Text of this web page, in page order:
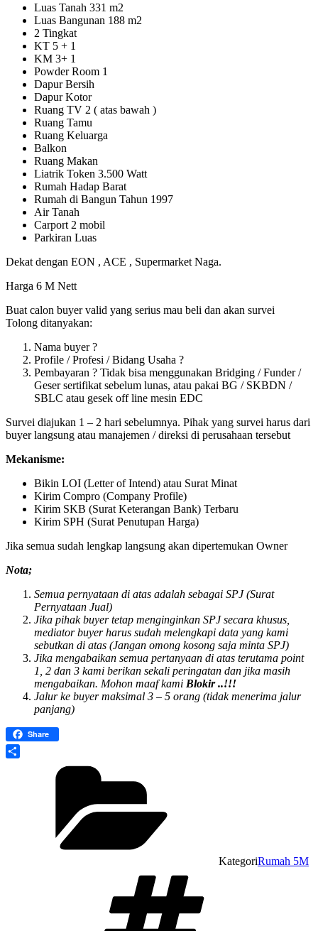
Luas Tanah 331 m2
Luas Bangunan 188 m2
2 Tingkat
KT 5 + 1
KM 3+ 1
Powder Room 1
Dapur Bersih
Dapur Kotor
Ruang TV 2 ( atas bawah )
Ruang Tamu
Ruang Keluarga
Balkon
Ruang Makan
Liatrik Token 3.500 Watt
Rumah Hadap Barat
Rumah di Bangun Tahun 1997
Air Tanah
Carport 2 mobil
Parkiran Luas
Dekat dengan EON , ACE , Supermarket Naga.
Harga 6 M Nett
Buat calon buyer valid yang serius mau beli dan akan survei
Tolong ditanyakan:
Nama buyer ?
Profile / Profesi / Bidang Usaha ?
Pembayaran ? Tidak bisa menggunakan Bridging / Funder /
Geser sertifikat sebelum lunas, atau pakai BG / SKBDN /
SBLC atau gesek off line mesin EDC
Survei diajukan 1 – 2 hari sebelumnya. Pihak yang survei harus dari
buyer langsung atau manajemen / direksi di perusahaan tersebut
Mekanisme:
Bikin LOI (Letter of Intend) atau Surat Minat
Kirim Compro (Company Profile)
Kirim SKB (Surat Keterangan Bank) Terbaru
Kirim SPH (Surat Penutupan Harga)
Jika semua sudah lengkap langsung akan dipertemukan Owner
Nota;
Semua pernyataan di atas adalah sebagai SPJ (Surat
Pernyataan Jual)
Jika pihak buyer tetap menginginkan SPJ secara khusus,
mediator buyer harus sudah melengkapi data yang kami
sebutkan di atas (Jangan omong kosong saja minta SPJ)
Jika mengabaikan semua pertanyaan di atas terutama point
1, 2 dan 3 kami berikan sekali peringatan dan jika masih
mengabaikan. Mohon maaf kami Blokir ..!!!
Jalur ke buyer maksimal 3 – 5 orang (tidak menerima jalur
panjang)
Share
KategoriRumah 5M